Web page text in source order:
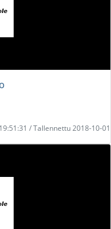
/ Tallennettu 2018-10-01